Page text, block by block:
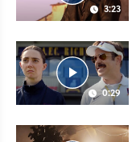
3:23
0:29